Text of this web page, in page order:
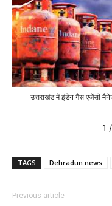
उत्तराखंड में इंडेन गैस एजेंसी
1 /
TAGS Dehradun news
Previous article